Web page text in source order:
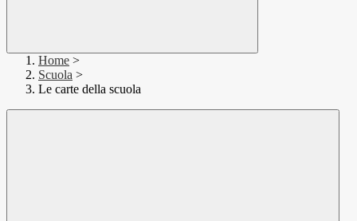
Home >
Scuola >
Le carte della scuola